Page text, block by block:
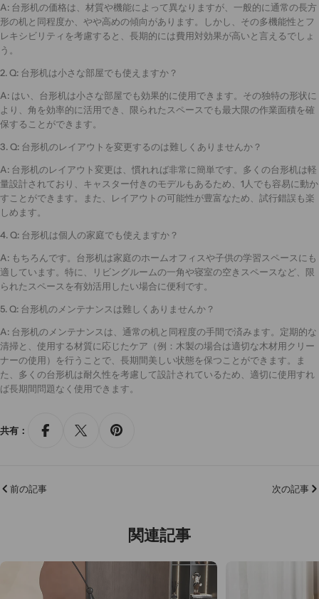
A: 台形机の価格は、材質や機能によって異なりますが、一般的に通常の長方
形の机と同程度か、やや高めの傾向があります。しかし、その多機能性とフ
レキシビリティを考慮すると、長期的には費用対効果が高いと言えるでしょ
う。
2. Q: 台形机は小さな部屋でも使えますか？
A: はい、台形机は小さな部屋でも効果的に使用できます。その独特の形状に
より、角を効率的に活用でき、限られたスペースでも最大限の作業面積を確
保することができます。
3. Q: 台形机のレイアウトを変更するのは難しくありませんか？
A: 台形机のレイアウト変更は、慣れれば非常に簡単です。多くの台形机は軽
量設計されており、キャスター付きのモデルもあるため、1人でも容易に動か
すことができます。また、レイアウトの可能性が豊富なため、試行錯誤も楽
しめます。
4. Q: 台形机は個人の家庭でも使えますか？
A: もちろんです。台形机は家庭のホームオフィスや子供の学習スペースにも
適しています。特に、リビングルームの一角や寝室の空きスペースなど、限
られたスペースを有効活用したい場合に便利です。
5. Q: 台形机のメンテナンスは難しくありませんか？
A: 台形机のメンテナンスは、通常の机と同程度の手間で済みます。定期的な
清掃と、使用する材質に応じたケア（例：木製の場合は適切な木材用クリー
ナーの使用）を行うことで、長期間美しい状態を保つことができます。ま
た、多くの台形机は耐久性を考慮して設計されているため、適切に使用すれ
ば長期間問題なく使用できます。
共有：
前の記事 次の記事
関連記事